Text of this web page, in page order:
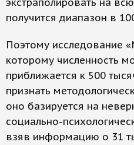
экстраполировать на
получится диапазон в
Поэтому исследование
которому численность
приближается к 500
признать
оно базируется на
социально-
взяв информацию о 31